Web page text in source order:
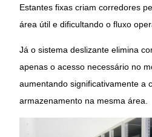
Estantes fixas criam corredores
área útil e dificultando o fluxo
Já o sistema deslizante elimina
apenas o acesso necessário no
aumentando significativamente a
armazenamento na mesma área.